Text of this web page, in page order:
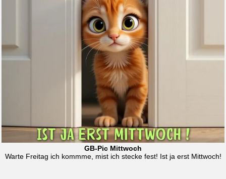
GB-Pic Mittwoch
Warte Freitag ich kommme, mist ich stecke fest! Ist ja erst Mittwoch!